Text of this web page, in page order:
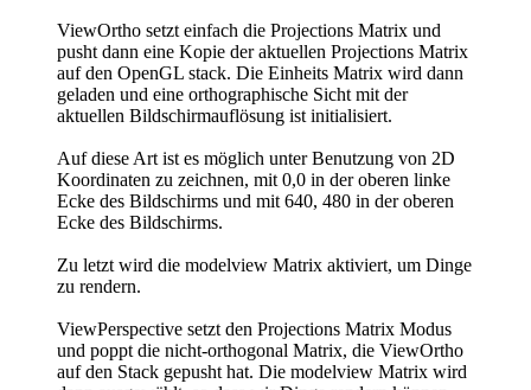
ViewOrtho setzt einfach die Projections Matrix und
pusht dann eine Kopie der aktuellen Projections Matrix
auf den OpenGL stack. Die Einheits Matrix wird dann
geladen und eine orthographische Sicht mit der
aktuellen Bildschirmauflösung ist initialisiert.
Auf diese Art ist es möglich unter Benutzung von 2D
Koordinaten zu zeichnen, mit 0,0 in der oberen linke
Ecke des Bildschirms und mit 640, 480 in der oberen
Ecke des Bildschirms.
Zu letzt wird die modelview Matrix aktiviert, um Dinge
zu rendern.
ViewPerspective setzt den Projections Matrix Modus
und poppt die nicht-orthogonal Matrix, die ViewOrtho
auf den Stack gepusht hat. Die modelview Matrix wird